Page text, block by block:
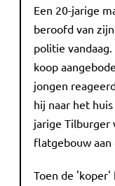
Een 20-jarige
beroofd van
politie
koop
jongen
hij naar het
jarige Tilburger
flatgebouw aan
Toen de